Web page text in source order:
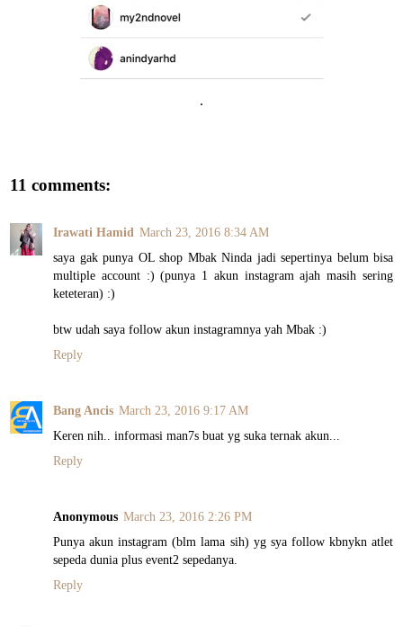
.
11 comments:
Irawati Hamid March 23, 2016 8:34 AM
saya gak punya OL shop Mbak Ninda jadi sepertinya belum bisa
multiple account :) (punya 1 akun instagram ajah masih sering
keteteran) :)
btw udah saya follow akun instagramnya yah Mbak :)
Reply
Bang Ancis March 23, 2016 9:17 AM
Keren nih.. informasi man7s buat yg suka ternak akun...
Reply
Anonymous March 23, 2016 2:26 PM
Punya akun instagram (blm lama sih) yg sya follow kbnykn atlet
sepeda dunia plus event2 sepedanya.
Reply